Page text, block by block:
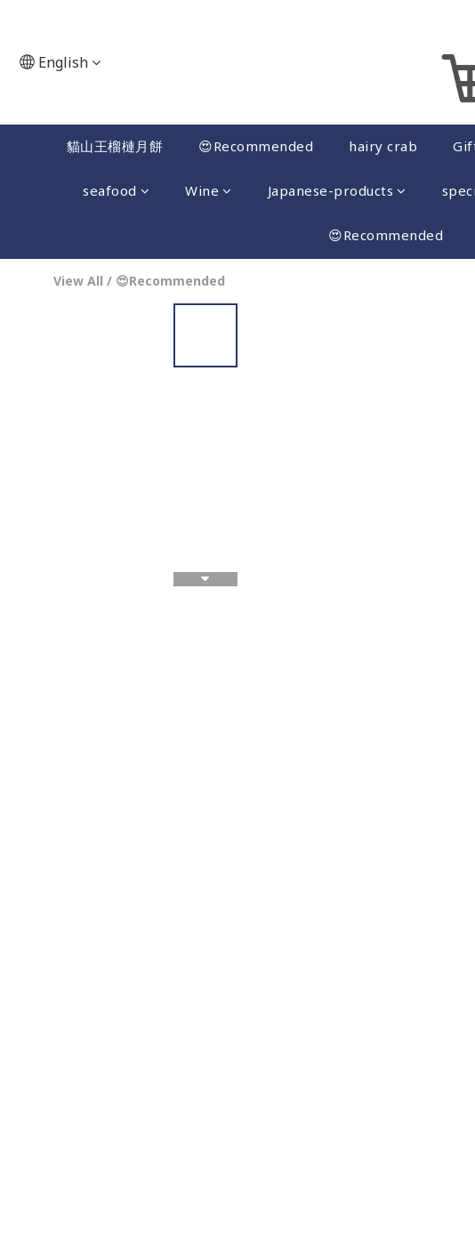
English
貓山王榴槤月餅 😍Recommended hairy crab
seafood Wine Japanese-products
😍Recommended
View All / 😍Recommended